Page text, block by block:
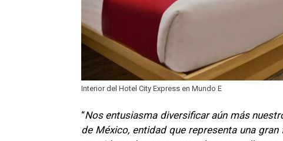
Interior del Hotel City Express en Mundo E
“Nos entusiasma diversificar aún más
de México, entidad que representa una